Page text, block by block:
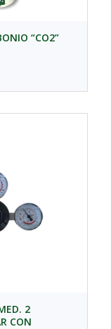
“CO2”
2
CON